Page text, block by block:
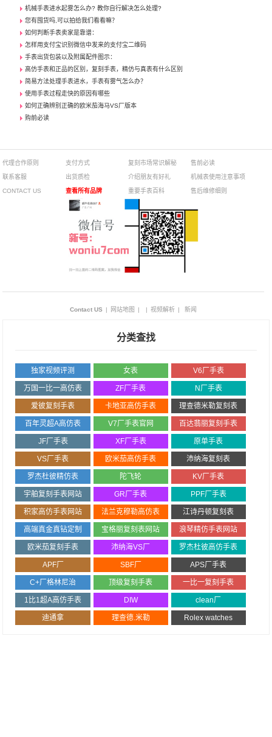
机械手表进水起雾怎么办? 教你自行解决怎么处理?
您有囤货吗,可以拍给我们看看嘛？
如何判断手表卖家是靠谱：
怎样用支付宝识别微信中发来的支付宝二维码
手表出货包装以及附属配件图示：
高仿手表和正品的区别，复刻手表，精仿与真表有什么区别
简易方法处理手表进水，手表有雾气怎么办？
使用手表过程走快的原因有哪些
如何正确辨别正确的欧米茄海马VS厂版本
购前必读
代理合作原则
联系客服
CONTACT US
支付方式
出货质检
查看所有品牌
复刻市场常识解秘
介绍朋友有好礼
重要手表百科
售前必读
机械表使用注意事项
售后维修细则
Contact US | 网站地图 | | 视频解析 | 新闻
分类查找
独家视频评测 女表 V6厂手表
万国一比一高仿表 ZF厂手表 N厂手表
爱彼复刻手表 卡地亚高仿手表 理查德米勒复刻表
百年灵超A高仿表 V7厂手表官网 百达翡丽复刻手表
JF厂手表 XF厂手表 原单手表
VS厂手表 欧米茄高仿手表 沛纳海复刻表
罗杰杜彼精仿表 陀飞轮 KV厂手表
宇舶复刻手表网站 GR厂手表 PPF厂手表
积家高仿手表网站 法兰克穆勒高仿表 江诗丹顿复刻表
高端真金真钻定制 宝格丽复刻表网站 浪琴精仿手表网站
欧米茄复刻手表 沛纳海VS厂 罗杰杜彼高仿手表
APF厂 SBF厂 APS厂手表
C+厂格林尼治 顶级复刻手表 一比一复刻手表
1比1超A高仿手表 DIW clean厂
迪通拿 理查德.米勒 Rolex watches